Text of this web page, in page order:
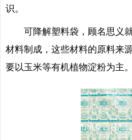
识。
可降解塑料袋，顾名思义
材料制成，这些材料的原料来
要以玉米等有机植物淀粉为主。